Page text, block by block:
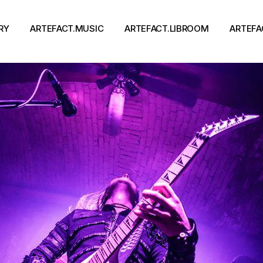
ARTEFACT.MUSIC
Виконавці
Альбоми
Концерти
ARTEFACT.LIBROOM
Книги
Письменники
Події